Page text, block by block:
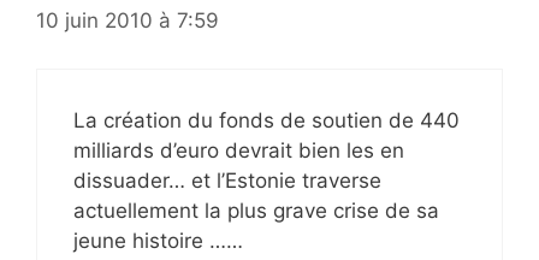
10 juin 2010 à 7:59
La création du fonds de soutien de 440
milliards d’euro devrait bien les en
dissuader… et l’Estonie traverse
actuellement la plus grave crise de sa
jeune histoire ……